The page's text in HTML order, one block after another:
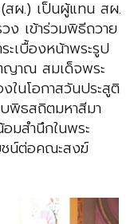
สผ.) เป็นผู้แทน สผ.
ง เข้าร่วมพิธีถวาย
ะเบื้องหน้าพระรูป
ญาณ สมเด็จพระ
นโอกาสวันประสูติ
พิธสถิตมหาสีมา
มสำนึกในพระ
น์ต่อคณะสงฆ์